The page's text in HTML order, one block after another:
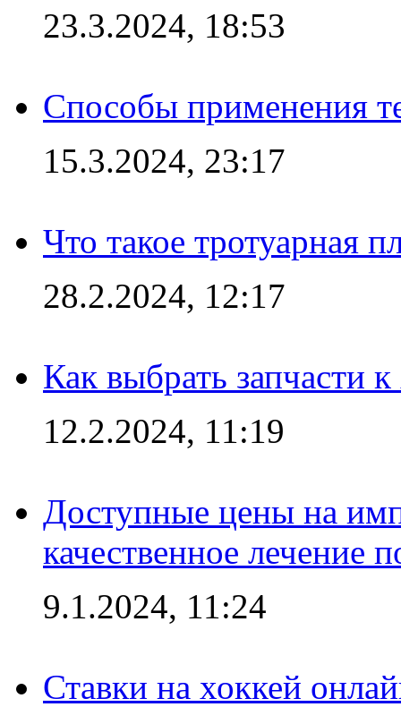
23.3.2024, 18:53
Способы применения
15.3.2024, 23:17
Что такое тротуарная
28.2.2024, 12:17
Как выбрать запчасти
12.2.2024, 11:19
Доступные цены на
качественное лечение
9.1.2024, 11:24
Ставки на хоккей